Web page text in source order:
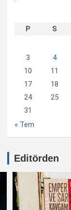
P
S
3
4
10
11
17
18
24
25
31
« Tem
Editörden